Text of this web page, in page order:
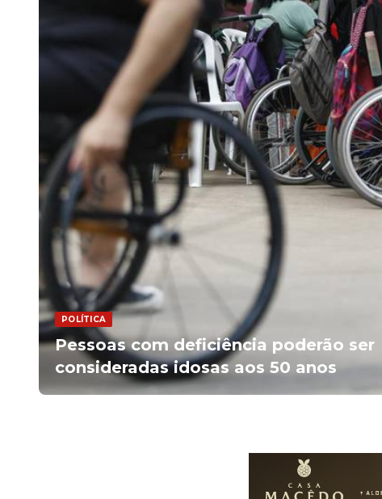
POLÍTICA
Pessoas com deficiência poderão ser
consideradas idosas aos 50 anos